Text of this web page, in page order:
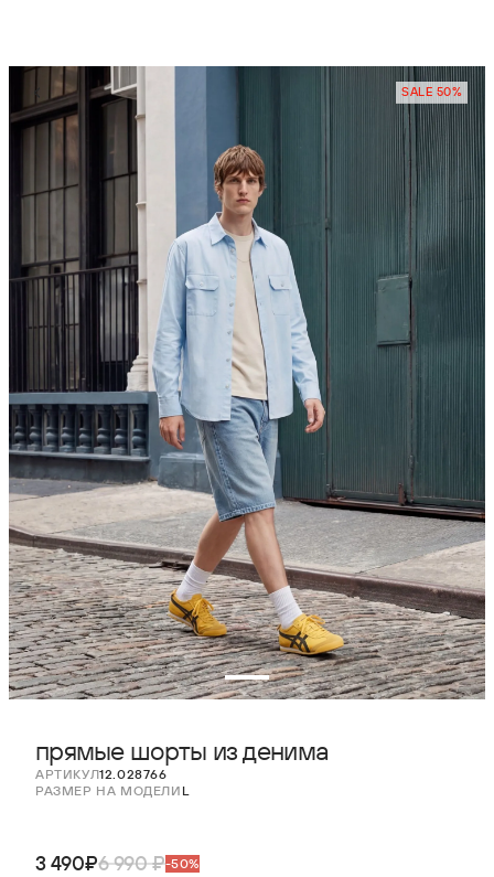
SALE 50%
прямые шорты из денима
АРТИКУЛ12.028766
РАЗМЕР НА МОДЕЛИ L
3 490₽6 990 ₽-50%